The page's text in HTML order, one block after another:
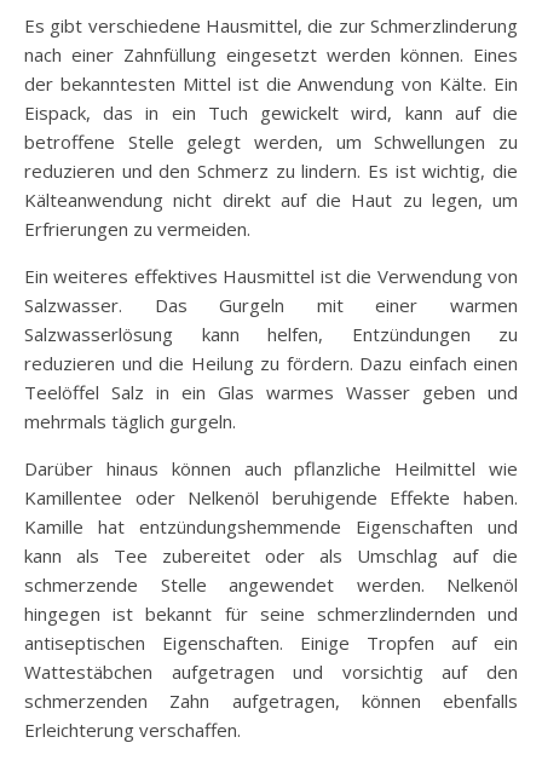
Es gibt verschiedene Hausmittel, die zur Schmerzlinderung
nach einer Zahnfüllung eingesetzt werden können. Eines
der bekanntesten Mittel ist die Anwendung von Kälte. Ein
Eispack, das in ein Tuch gewickelt wird, kann auf die
betroffene Stelle gelegt werden, um Schwellungen zu
reduzieren und den Schmerz zu lindern. Es ist wichtig, die
Kälteanwendung nicht direkt auf die Haut zu legen, um
Erfrierungen zu vermeiden.
Ein weiteres effektives Hausmittel ist die Verwendung von
Salzwasser. Das Gurgeln mit einer warmen
Salzwasserlösung kann helfen, Entzündungen zu
reduzieren und die Heilung zu fördern. Dazu einfach einen
Teelöffel Salz in ein Glas warmes Wasser geben und
mehrmals täglich gurgeln.
Darüber hinaus können auch pflanzliche Heilmittel wie
Kamillentee oder Nelkenöl beruhigende Effekte haben.
Kamille hat entzündungshemmende Eigenschaften und
kann als Tee zubereitet oder als Umschlag auf die
schmerzende Stelle angewendet werden. Nelkenöl
hingegen ist bekannt für seine schmerzlindernden und
antiseptischen Eigenschaften. Einige Tropfen auf ein
Wattestäbchen aufgetragen und vorsichtig auf den
schmerzenden Zahn aufgetragen, können ebenfalls
Erleichterung verschaffen.